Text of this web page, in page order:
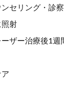
セリング・診
照射
ザー治療後1週